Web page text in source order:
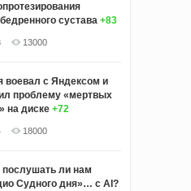
сустава +83
13000
воевал с Яндексом и
проблему «мертвых
на диске +72
18000
послушать ли нам
Судного дня»… с AI?